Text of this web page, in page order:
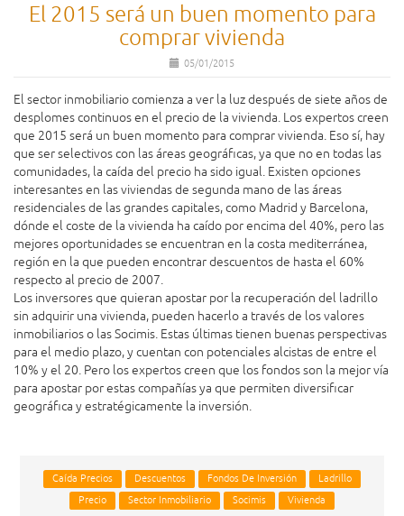
El 2015 será un buen momento para
comprar vivienda
05/01/2015
El sector inmobiliario comienza a ver la luz después de siete años de
desplomes continuos en el precio de la vivienda. Los expertos creen
que 2015 será un buen momento para comprar vivienda. Eso sí, hay
que ser selectivos con las áreas geográficas, ya que no en todas las
comunidades, la caída del precio ha sido igual. Existen opciones
interesantes en las viviendas de segunda mano de las áreas
residenciales de las grandes capitales, como Madrid y Barcelona,
dónde el coste de la vivienda ha caído por encima del 40%, pero las
mejores oportunidades se encuentran en la costa mediterránea,
región en la que pueden encontrar descuentos de hasta el 60%
respecto al precio de 2007.
Los inversores que quieran apostar por la recuperación del ladrillo
sin adquirir una vivienda, pueden hacerlo a través de los valores
inmobiliarios o las Socimis. Estas últimas tienen buenas perspectivas
para el medio plazo, y cuentan con potenciales alcistas de entre el
10% y el 20. Pero los expertos creen que los fondos son la mejor vía
para apostar por estas compañías ya que permiten diversificar
geográfica y estratégicamente la inversión.
Caída Precios Descuentos Fondos De Inversión
Ladrillo
Precio
Sector Inmobiliario Socimis Vivienda